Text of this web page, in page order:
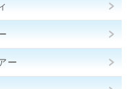
ー